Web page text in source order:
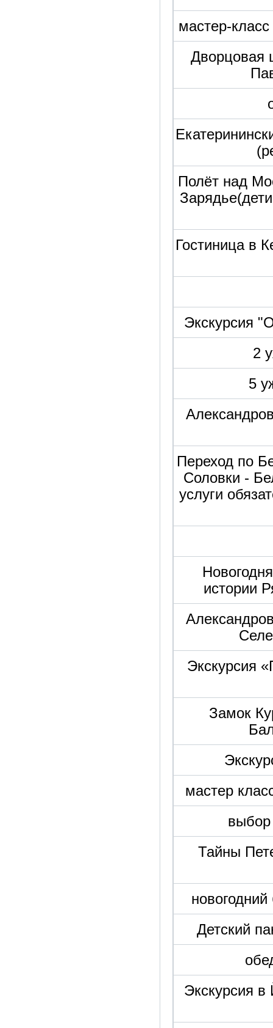
мастер-
Дворцовая
Полёт над
Гостиница в
Экскурсия
2
5
Переход по
Соловки -
услуги
истории
Экскурсия
Замок
мастер
выбор
Тайны
Детский
Экскурсия